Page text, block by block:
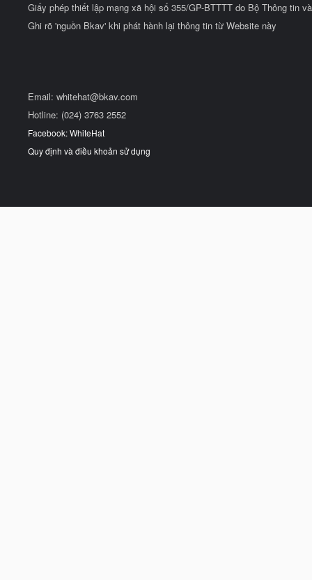
Giấy phép thiết lập mạng xã hội số 355/GP-BTTTT do Bộ Thông tin
Ghi rõ 'nguồn Bkav' khi phát hành lại thông tin từ Website này
Email: whitehat@bkav.com
Hotline: (024) 3763 2552
Facebook: WhiteHat
Quy định và điều khoản sử dụng